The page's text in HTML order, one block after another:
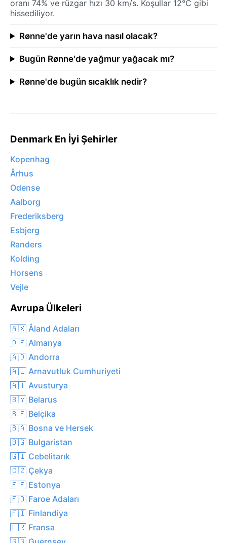
oranı 74% ve rüzgar hızı 30 km/s. Koşullar 12°C gibi
hissediliyor.
Rønne'de yarın hava nasıl olacak?
Bugün Rønne'de yağmur yağacak mı?
Rønne'de bugün sıcaklık nedir?
Denmark En İyi Şehirler
Kopenhag
Århus
Odense
Aalborg
Frederiksberg
Esbjerg
Randers
Kolding
Horsens
Vejle
Avrupa Ülkeleri
🇦🇽 Åland Adaları
🇩🇪 Almanya
🇦🇩 Andorra
🇦🇱 Arnavutluk Cumhuriyeti
🇦🇹 Avusturya
🇧🇾 Belarus
🇧🇪 Belçika
🇧🇦 Bosna ve Hersek
🇧🇬 Bulgaristan
🇬🇮 Cebelitarık
🇨🇿 Çekya
🇪🇪 Estonya
🇫🇴 Faroe Adaları
🇫🇮 Finlandiya
🇫🇷 Fransa